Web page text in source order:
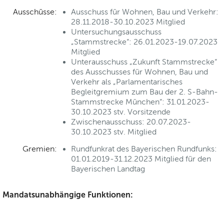
Ausschüsse:
Ausschuss für Wohnen, Bau und Verkehr:
28.11.2018-30.10.2023 Mitglied
Untersuchungsausschuss
„Stammstrecke“: 26.01.2023-19.07.2023
Mitglied
Unterausschuss „Zukunft Stammstrecke“
des Ausschusses für Wohnen, Bau und
Verkehr als „Parlamentarisches
Begleitgremium zum Bau der 2. S-Bahn-
Stammstrecke München“: 31.01.2023-
30.10.2023 stv. Vorsitzende
Zwischenausschuss: 20.07.2023-
30.10.2023 stv. Mitglied
Gremien:
Rundfunkrat des Bayerischen Rundfunks:
01.01.2019-31.12.2023 Mitglied für den
Bayerischen Landtag
Mandatsunabhängige Funktionen: